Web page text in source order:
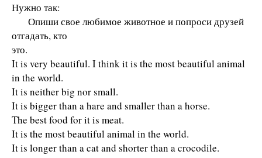
Нужно так:
Опиши свое любимое животное и попроси друзей
отгадать, кто
это.
It is very beautiful. I think it is the most beautiful animal
in the world.
It is neither big nor small.
It is bigger than a hare and smaller than a horse.
The best food for it is meat.
It is the most beautiful animal in the world.
It is longer than a cat and shorter than a crocodile.